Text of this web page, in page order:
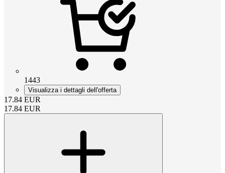
1443
Visualizza i dettagli dell'offerta
17.84 EUR
17.84 EUR